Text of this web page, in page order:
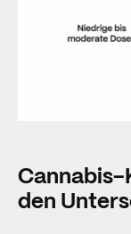
Cannabis-
den